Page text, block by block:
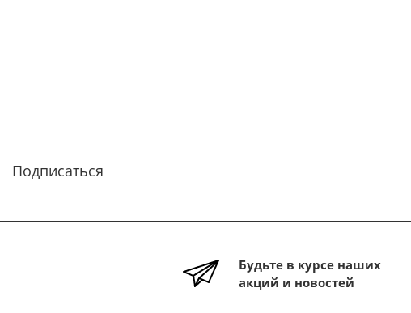
Подписаться
Будьте в курсе наших
акций и новостей